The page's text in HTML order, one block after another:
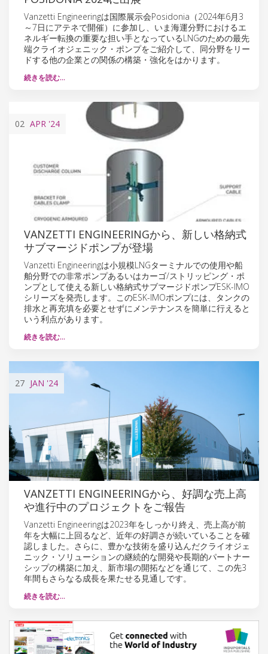
Vanzetti Engineeringは国際展示会Posidonia（2024年6月3
～7日にアテネで開催）に参加し、いま海運分野におけるエ
ネルギー転換の重要な担い手となっているLNGのための最先
端クライオジェニック・ポンプをご紹介して、同分野をリー
ドする他の企業との関係の構築・強化をはかります。
続きを読む…
02 APR '24
VANZETTI ENGINEERINGから、新しい格納式
サブマージドポンプが登場
Vanzetti Engineeringは小規模LNGターミナルでの使用や船
舶分野での非常ポンプあるいはカーゴ/ストリッピング・ポ
ンプとして使える新しい格納式サブマージドポンプESK-IMO
シリーズを発売します。このESK-IMOポンプには、タンクの
排水と再充填を必要とせずにメンテナンスを簡単に行えると
いう利点があります。
続きを読む…
27 JAN '24
VANZETTI ENGINEERINGから、好調な売上高
や進行中のプロジェクトをご報告
Vanzetti Engineeringは2023年をしっかり終え、売上高が前
年を大幅に上回るなど、近年の好調さが続いていることを確
認しました。さらに、豊かな技術を盛り込んだクライオジェ
ニック・ソリューションの継続的な開発や長期的パートナー
シップの構築に加え、新市場の開拓などを通じて、この先3
年間もさらなる成長を果たせる見通しです。
続きを読む…